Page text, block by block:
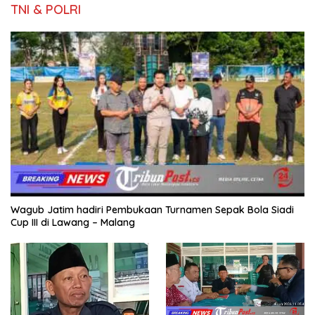
TNI & POLRI
Wagub Jatim hadiri Pembukaan Turnamen Sepak Bola Siadi
Cup III di Lawang – Malang